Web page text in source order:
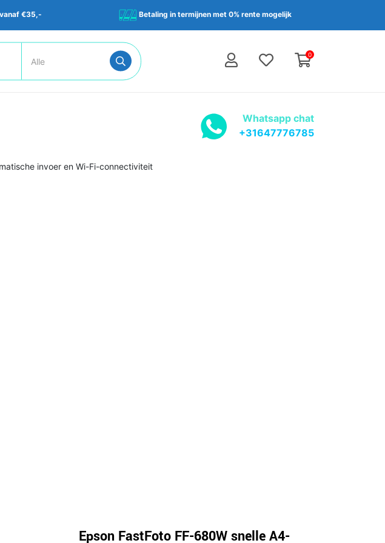
€35,- Betaling in termijnen met 0% rente mogelijk
0
Whatsapp chat
+31647776785
invoer en Wi-Fi-connectiviteit
Epson FastFoto FF-680W snelle A4-